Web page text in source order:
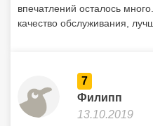
впечатлений осталось
качество обслуживания,
7
Филипп
13.10.2019